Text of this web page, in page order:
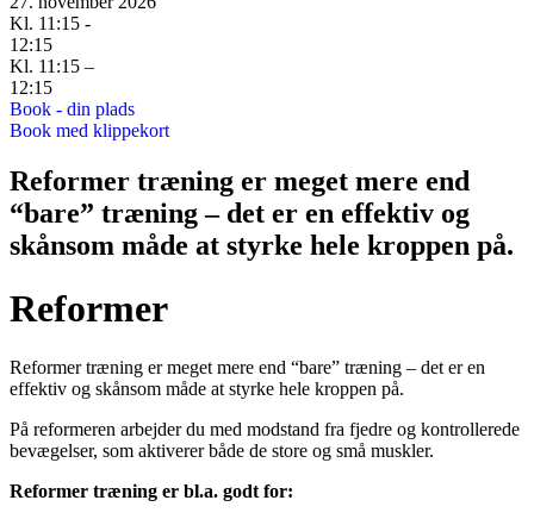
Kl. 11:15 -
12:15
Kl. 11:15 –
12:15
Book - din plads
Book med klippekort
Reformer træning er meget mere end
“bare” træning – det er en effektiv og
skånsom måde at styrke hele kroppen på.
Reformer
Reformer træning er meget mere end “bare” træning – det er en
effektiv og skånsom måde at styrke hele kroppen på.
På reformeren arbejder du med modstand fra fjedre og kontrollerede
bevægelser, som aktiverer både de store og små muskler.
Reformer træning er bl.a. godt for: